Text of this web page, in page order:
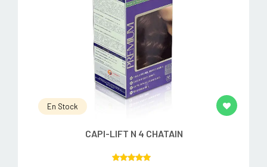
En Stock
CAPI-LIFT N 4 CHATAIN